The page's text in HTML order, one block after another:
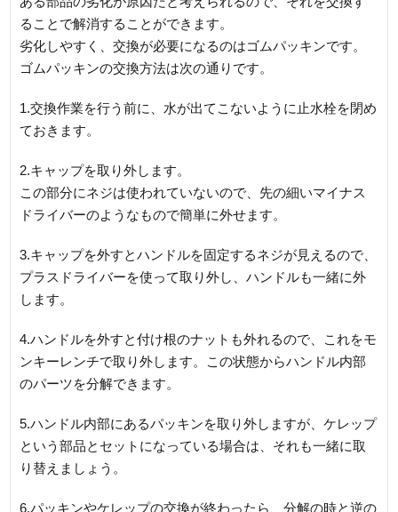
ることで解消することができます。
劣化しやすく、交換が必要になるのはゴムパッキンです。
ゴムパッキンの交換方法は次の通りです。
1.交換作業を行う前に、水が出てこないように止水栓を閉め
ておきます。
2.キャップを取り外します。
この部分にネジは使われていないので、先の細いマイナス
ドライバーのようなもので簡単に外せます。
3.キャップを外すとハンドルを固定するネジが見えるので、
プラスドライバーを使って取り外し、ハンドルも一緒に外
します。
4.ハンドルを外すと付け根のナットも外れるので、これをモ
ンキーレンチで取り外します。この状態からハンドル内部
のパーツを分解できます。
5.ハンドル内部にあるパッキンを取り外しますが、ケレップ
という部品とセットになっている場合は、それも一緒に取
り替えましょう。
6.パッキンやケレップの交換が終わったら、分解の時と逆の